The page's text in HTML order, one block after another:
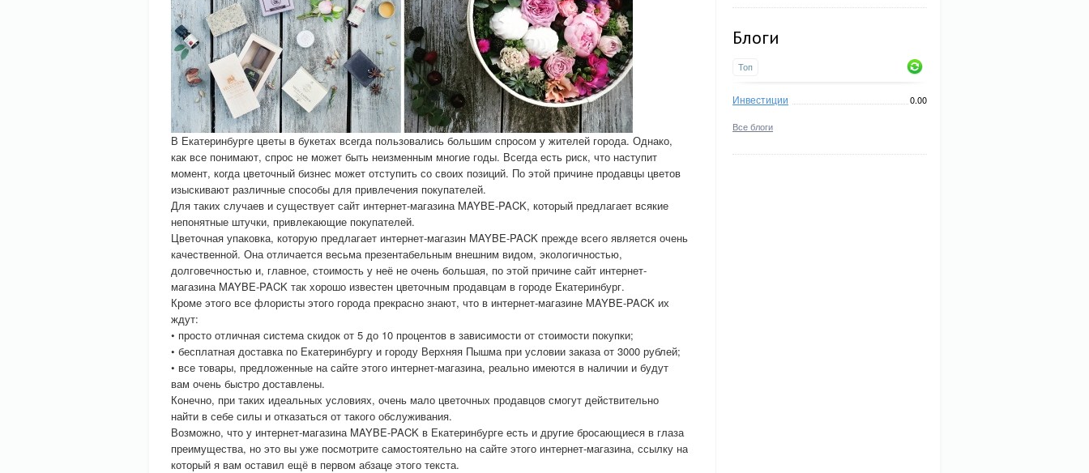
Блоги
Топ
Инвестиции 0.00
Все блоги
В Екатеринбурге цветы в букетах всегда пользовались большим спросом у жителей города. Однако,
как все понимают, спрос не может быть неизменным многие годы. Всегда есть риск, что наступит
момент, когда цветочный бизнес может отступить со своих позиций. По этой причине продавцы цветов
изыскивают различные способы для привлечения покупателей.
Для таких случаев и существует сайт интернет-магазина MAYBE-PACK, который предлагает всякие
непонятные штучки, привлекающие покупателей.
Цветочная упаковка, которую предлагает интернет-магазин MAYBE-PACK прежде всего является очень
качественной. Она отличается весьма презентабельным внешним видом, экологичностью,
долговечностью и, главное, стоимость у неё не очень большая, по этой причине сайт интернет-
магазина MAYBE-PACK так хорошо известен цветочным продавцам в городе Екатеринбург.
Кроме этого все флористы этого города прекрасно знают, что в интернет-магазине MAYBE-PACK их
ждут:
• просто отличная система скидок от 5 до 10 процентов в зависимости от стоимости покупки;
• бесплатная доставка по Екатеринбургу и городу Верхняя Пышма при условии заказа от 3000 рублей;
• все товары, предложенные на сайте этого интернет-магазина, реально имеются в наличии и будут
вам очень быстро доставлены.
Конечно, при таких идеальных условиях, очень мало цветочных продавцов смогут действительно
найти в себе силы и отказаться от такого обслуживания.
Возможно, что у интернет-магазина MAYBE-PACK в Екатеринбурге есть и другие бросающиеся в глаза
преимущества, но это вы уже посмотрите самостоятельно на сайте этого интернет-магазина, ссылку на
который я вам оставил ещё в первом абзаце этого текста.